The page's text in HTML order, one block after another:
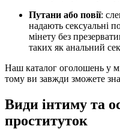
Путани або повії:
надають сексуальні
мінету без
таких як анальний
Наш каталог оголошень у
тому ви завжди зможете
Види інтиму та
проституток